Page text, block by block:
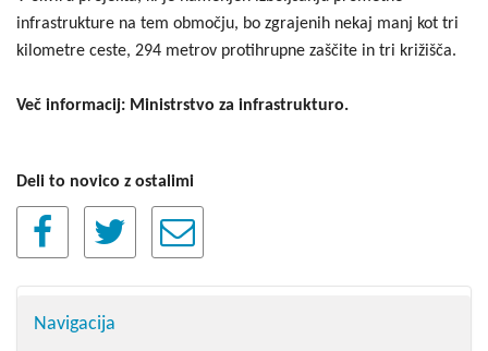
infrastrukture na tem območju, bo zgrajenih nekaj manj kot tri
kilometre ceste, 294 metrov protihrupne zaščite in tri križišča.
Več informacij: Ministrstvo za infrastrukturo.
Deli to novico z ostalimi
Navigacija